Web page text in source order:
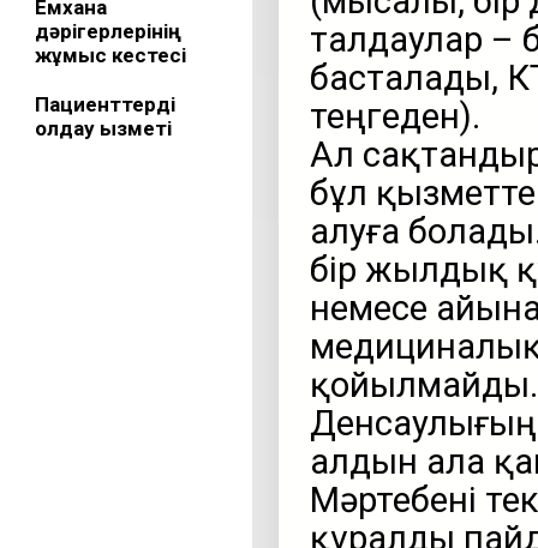
Емхана
дәрігерлерінің
жұмыс кестесі
Пациенттерді
қолдау қызметі
талдаулар –
басталады,
теңгеден).
Ал
бұл
алуға
бір жылдық
немесе айына
қойылмайды.
алдын ала
Мәртебені
құралды